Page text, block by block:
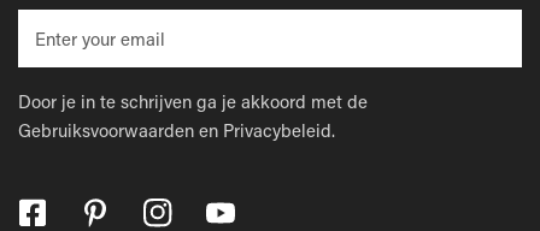
mail
Door je in te schrijven ga je akkoord met de
Gebruiksvoorwaarden en Privacybeleid.